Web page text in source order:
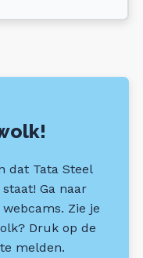
verklaard.
dat Tata Steel
Ga naar
Zie je
Druk op de
melden.